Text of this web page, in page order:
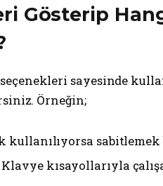
Gösterip
sayesinde
Örneğin;
kullanılıyorsa
Klavye kısayollarıyla